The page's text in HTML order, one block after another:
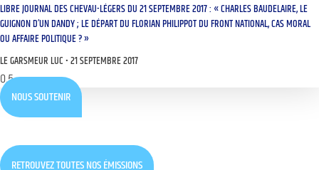
LIBRE JOURNAL DES CHEVAU-LÉGERS DU 21 SEPTEMBRE 2017 : « CHARLES BAUDELAIRE, LE
GUIGNON D’UN DANDY ; LE DÉPART DU FLORIAN PHILIPPOT DU FRONT NATIONAL, CAS MORAL
OU AFFAIRE POLITIQUE ? »
LE GARSMEUR LUC 21 SEPTEMBRE 2017
NOUS SOUTENIR
RETROUVEZ TOUTES NOS ÉMISSIONS